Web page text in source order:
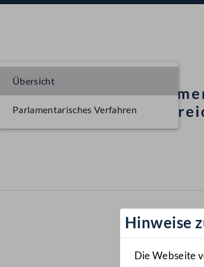
Hinweise
Die Webseite
Übersicht
Parlamentarisches Verfahren